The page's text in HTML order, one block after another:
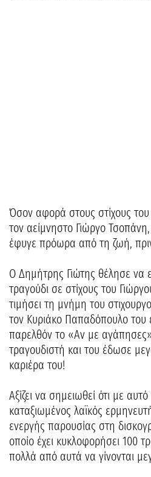
Όσον αφορά στους στίχους του
τον αείμνηστο Γιώργο
έφυγε πρόωρα από τη ζωή,
Ο Δημήτρης Γιώτης θέλησε να
τραγούδι σε στίχους του
τιμήσει τη μνήμη του
τον Κυριάκο Παπαδόπουλο
παρελθόν το «Αν με
τραγουδιστή και του έδωσε
καριέρα του!
Αξίζει να σημειωθεί ότι με
καταξιωμένος λαϊκός
ενεργής παρουσίας στη
οποίο έχει κυκλοφορήσει 100
πολλά από αυτά να γίνονται